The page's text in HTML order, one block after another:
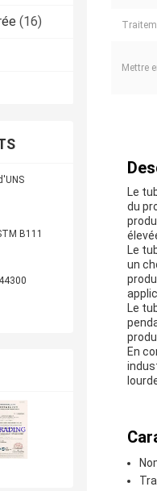
(16)
B111
Mettre
Le
du
Le
un
Le
En